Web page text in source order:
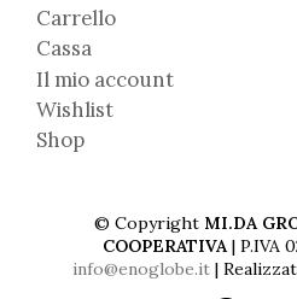
Carrello
Cassa
Il mio account
Wishlist
Shop
© Copyright MI.DA
COOPERATIVA| P.IVA
info@enoglobe.it|